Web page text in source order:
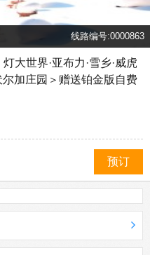
线路编号:0000863
大世界·亚布力·雪乡·威虎
尔加庄园＞赠送铂金版自费
预订